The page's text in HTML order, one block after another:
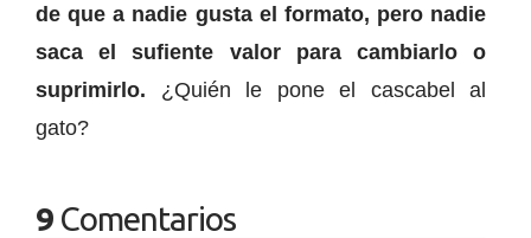
de que a nadie gusta el formato, pero nadie
saca el sufiente valor para cambiarlo o
suprimirlo. ¿Quién le pone el cascabel al
gato?
9 Comentarios